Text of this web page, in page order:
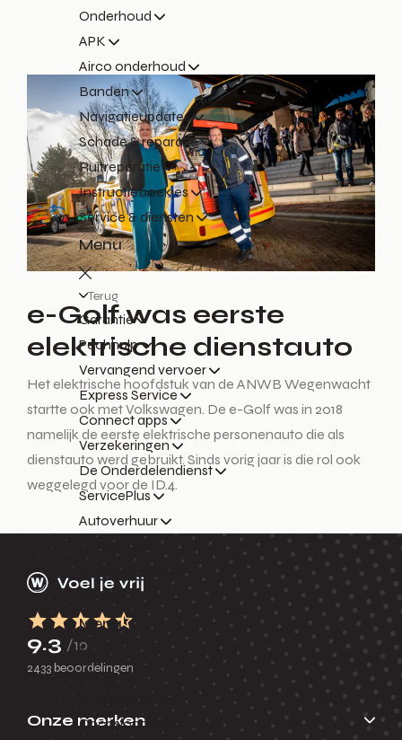
Onderhoud
APK
Airco onderhoud
Banden
Navigatieupdates
Schade & reparatie
Ruitreparatie
Instructieboekjes
Service & diensten
Menu
Terug
Garantie
Pechhulp
Vervangend vervoer
Express Service
Connect apps
Verzekeringen
De Onderdelendienst
ServicePlus
Autoverhuur
Checks
Menu
Terug
Occasioncheck
e-Golf was eerste
elektrische dienstauto
Het elektrische hoofdstuk van de ANWB Wegenwacht
startte ook met Volkswagen. De e-Golf was in 2018
namelijk de eerste elektrische personenauto die als
dienstauto werd gebruikt. Sinds vorig jaar is die rol ook
weggelegd voor de ID.4.
9.3 /10
2433 beoordelingen
Onze merken